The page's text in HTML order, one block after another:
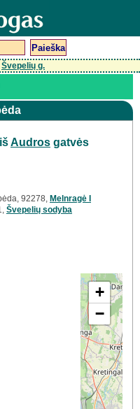
Švepelių g.
Audros gatvės
92278, Melnragė I
Švepelių sodyba
+
−